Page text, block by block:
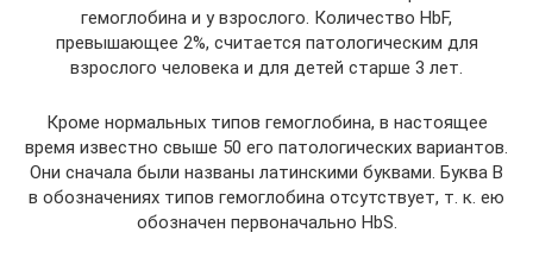
гемоглобина и у взрослого. Количество HbF,
превышающее 2%, считается патологическим для
взрослого человека и для детей старше 3 лет.
Кроме нормальных типов гемоглобина, в настоящее
время известно свыше 50 его патологических вариантов.
Они сначала были названы латинскими буквами. Буква В
в обозначениях типов гемоглобина отсутствует, т. к. ею
обозначен первоначально HbS.